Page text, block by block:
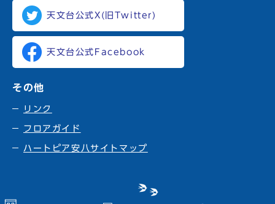
天文台公式X(旧Twitter)
天文台公式Facebook
その他
リンク
フロアガイド
ハートピア安八サイトマップ